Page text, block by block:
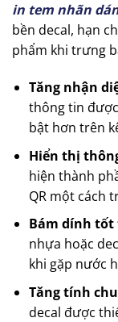
in tem nhãn
bền decal, hạn
phẩm khi trưng
Tăng nhận
thông tin
bật hơn trên
Hiển thị
hiện thành
QR một cách
Bám dính tốt
nhựa hoặc
khi gặp nước
Tăng tính
decal được